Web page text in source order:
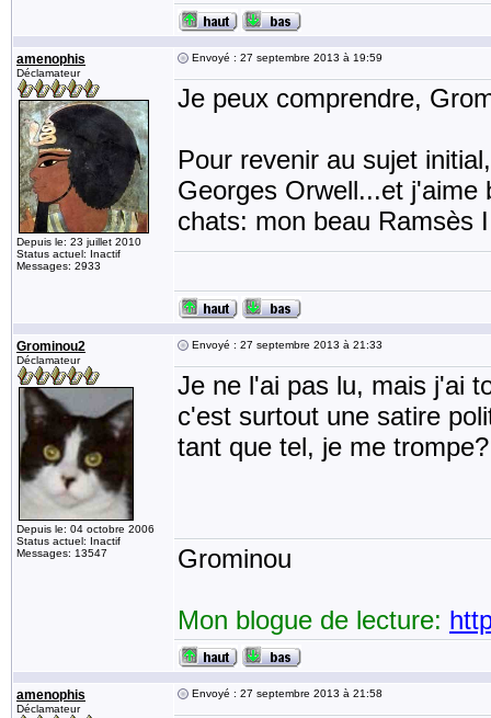
amenophis
Déclamateur
Depuis le: 23 juillet 2010
Status actuel: Inactif
Messages: 2933
Envoyé : 27 septembre 2013 à 19:59
Je peux comprendre,
Pour revenir au sujet
Georges Orwell...et j'aime
chats: mon beau Ramsès
Grominou2
Déclamateur
Depuis le: 04 octobre 2006
Status actuel: Inactif
Messages: 13547
Envoyé : 27 septembre 2013 à 21:33
Je ne l'ai pas lu, mais j'ai
c'est surtout une satire
tant que tel, je me trompe?
Grominou
Mon blogue de lecture:
amenophis
Déclamateur
Envoyé : 27 septembre 2013 à 21:58